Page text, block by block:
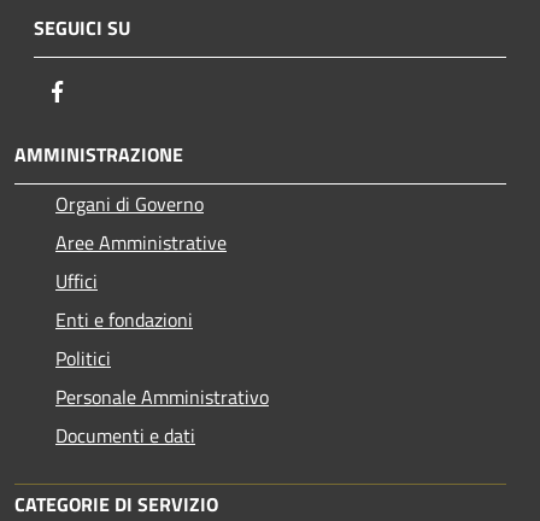
SEGUICI SU
AMMINISTRAZIONE
Organi di Governo
Aree Amministrative
Uffici
Enti e fondazioni
Politici
Personale Amministrativo
Documenti e dati
CATEGORIE DI SERVIZIO